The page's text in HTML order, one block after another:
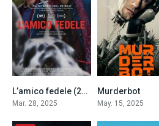
6.3
L’amico fedele (2025)
Mar. 28, 2025
Murderbot
May. 15, 2025